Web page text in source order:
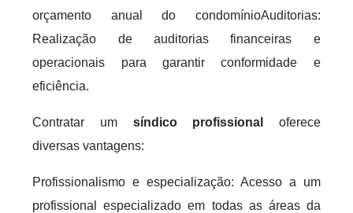
orçamento anual do condomínioAuditorias:
Realização de auditorias financeiras e
operacionais para garantir conformidade e
eficiência.
Contratar um síndico profissional
oferece
diversas vantagens:
Profissionalismo e especialização: Acesso a um
profissional especializado em todas as áreas da